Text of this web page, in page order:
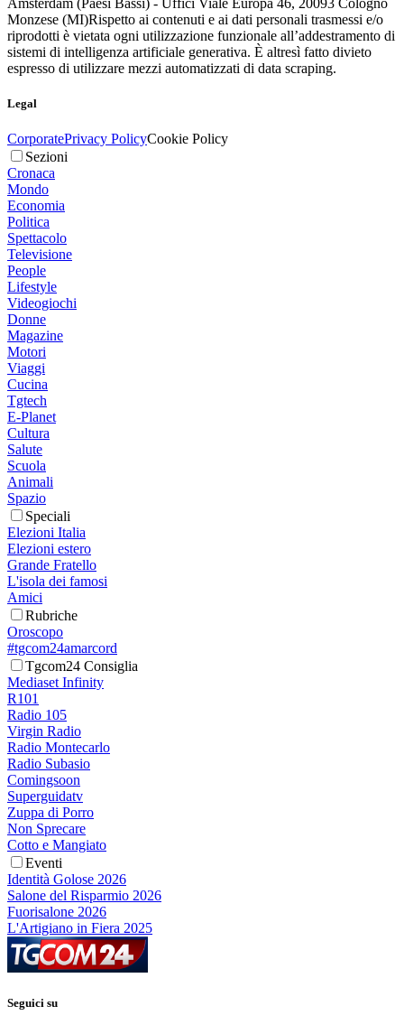
Monzese (MI)Rispetto ai contenuti e ai dati personali trasmessi e/o
riprodotti è vietata ogni utilizzazione funzionale all’addestramento di
sistemi di intelligenza artificiale generativa. È altresì fatto divieto
espresso di utilizzare mezzi automatizzati di data scraping.
Legal
CorporatePrivacy PolicyCookie Policy
Sezioni
Cronaca
Mondo
Economia
Politica
Spettacolo
Televisione
People
Lifestyle
Videogiochi
Donne
Magazine
Motori
Viaggi
Cucina
Tgtech
E-Planet
Cultura
Salute
Scuola
Animali
Spazio
Speciali
Elezioni Italia
Elezioni estero
Grande Fratello
L'isola dei famosi
Amici
Rubriche
Oroscopo
#tgcom24amarcord
Tgcom24 Consiglia
Mediaset Infinity
R101
Radio 105
Virgin Radio
Radio Montecarlo
Radio Subasio
Comingsoon
Superguidatv
Zuppa di Porro
Non Sprecare
Cotto e Mangiato
Eventi
Identità Golose 2026
Salone del Risparmio 2026
Fuorisalone 2026
L'Artigiano in Fiera 2025
Seguici su